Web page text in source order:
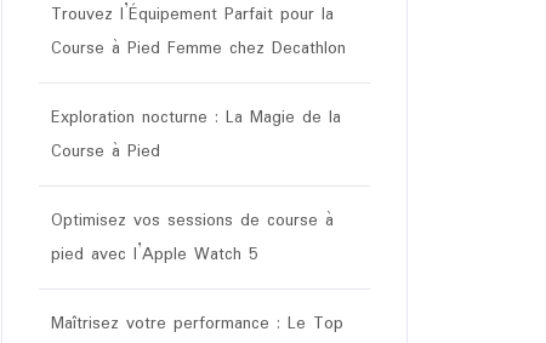
Trouvez l’Équipement Parfait pour la
Course à Pied Femme chez Decathlon
Exploration nocturne : La Magie de la
Course à Pied
Optimisez vos sessions de course à
pied avec l’Apple Watch 5
Maîtrisez votre performance : Le Top